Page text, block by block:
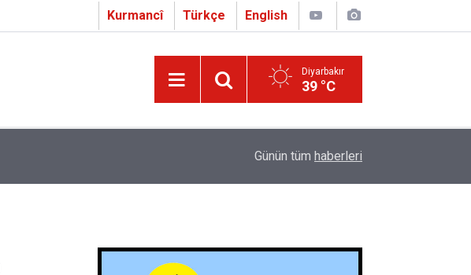
Kurmancî Türkçe English
Diyarbakır
39 °C
Çapo 3. o Hîrakerde yê Ferhengê Zazakî-Tirkî
Günün tüm haberleri